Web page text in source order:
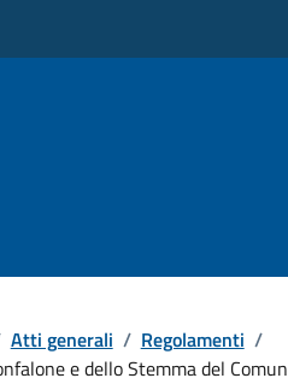
Atti generali / Regolamenti /
e dello Stemma del